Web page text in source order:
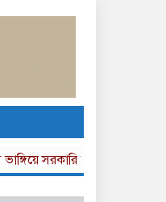
সরকারি জমি দখল, বাড়ীঘর